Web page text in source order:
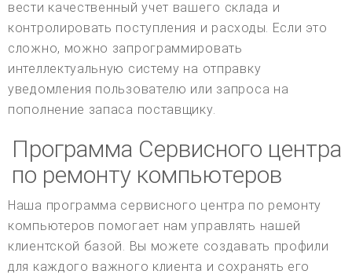
вести качественный учет вашего склада и
контролировать поступления и расходы. Если это
сложно, можно запрограммировать
интеллектуальную систему на отправку
уведомления пользователю или запроса на
пополнение запаса поставщику.
Программа Сервисного центра
по ремонту компьютеров
Наша программа сервисного центра по ремонту
компьютеров помогает нам управлять нашей
клиентской базой. Вы можете создавать профили
для каждого важного клиента и сохранять его